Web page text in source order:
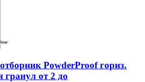
PowderProof гориз.
гранул от 2 до